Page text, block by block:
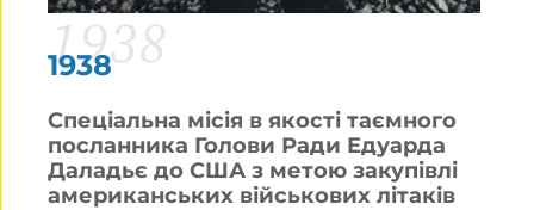
1938
1938
Спеціальна місія в якості таємного
посланника Голови Ради Едуарда
Даладьє до США з метою закупівлі
американських військових літаків